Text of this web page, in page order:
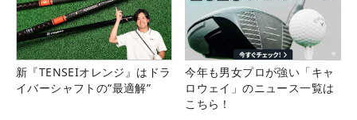
新『TENSEIオレンジ』はドラ
イバーシャフトの“最適解”
今年も男女プロが強い「キャ
ロウェイ」のニュース一覧は
こちら！